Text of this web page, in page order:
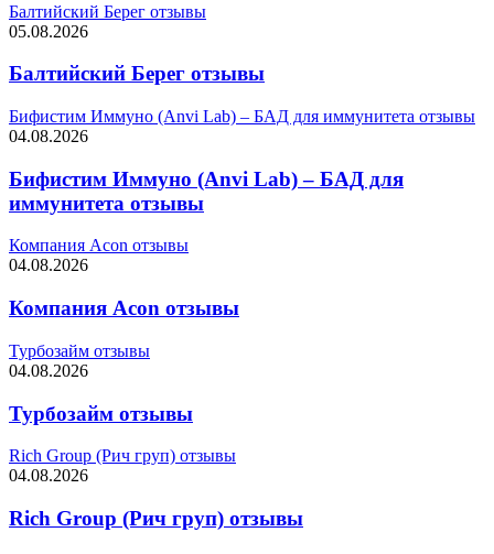
Балтийский Берег отзывы
05.08.2026
Балтийский Берег отзывы
Бифистим Иммуно (Anvi Lab) – БАД для иммунитета отзывы
04.08.2026
Бифистим Иммуно (Anvi Lab) – БАД для
иммунитета отзывы
Компания Acon отзывы
04.08.2026
Компания Acon отзывы
Турбозайм отзывы
04.08.2026
Турбозайм отзывы
Rich Group (Рич груп) отзывы
04.08.2026
Rich Group (Рич груп) отзывы